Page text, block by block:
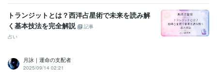
トランジットとは？西洋占星術で未来を読み解
く基本技法を完全解説
記事
占い
月詠｜運命の支配者
2025/09/14 02:21